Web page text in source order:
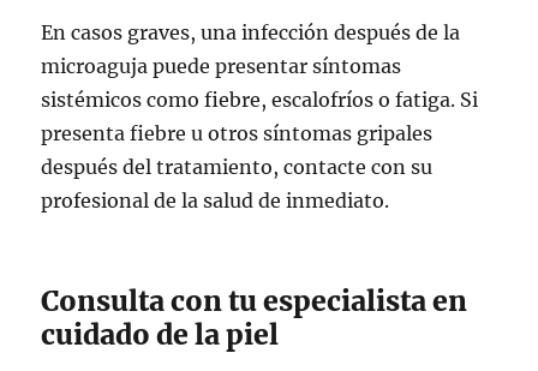
En casos graves, una infección después de la
microaguja puede presentar síntomas
sistémicos como fiebre, escalofríos o fatiga. Si
presenta fiebre u otros síntomas gripales
después del tratamiento, contacte con su
profesional de la salud de inmediato.
Consulta con tu especialista en
cuidado de la piel